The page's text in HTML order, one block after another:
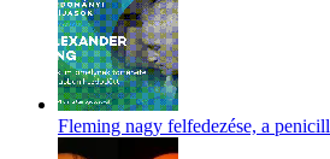
Fleming nagy felfedezése, a